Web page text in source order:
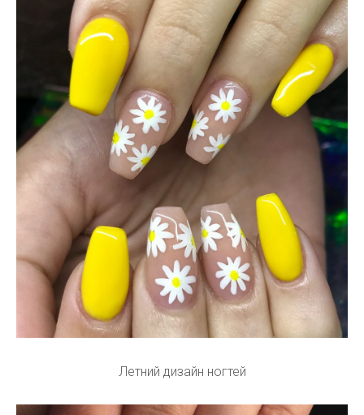
Летний дизайн ногтей